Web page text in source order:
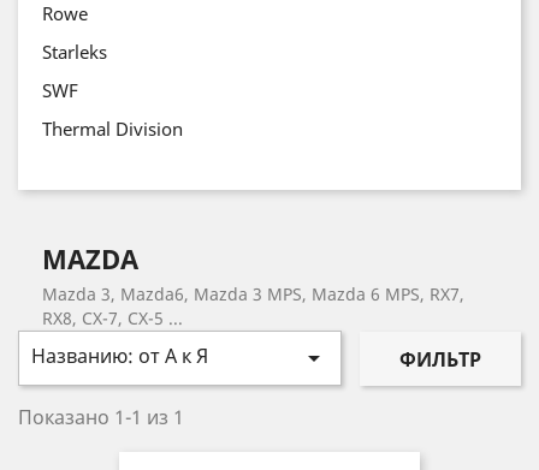
Rowe
Starleks
SWF
Thermal Division
MAZDA
Mazda 3, Mazda6, Mazda 3 MPS, Mazda 6 MPS, RX7,
RX8, CX-7, CX-5 ...
Названию: от А к Я  ФИЛЬТР
Показано 1-1 из 1